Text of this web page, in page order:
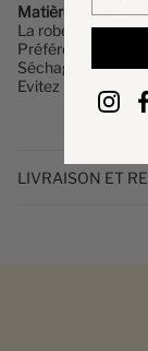
Matière &
La robe
est
Préférez un
Séchage et
Evitez le sèche
LIVRAISON ET